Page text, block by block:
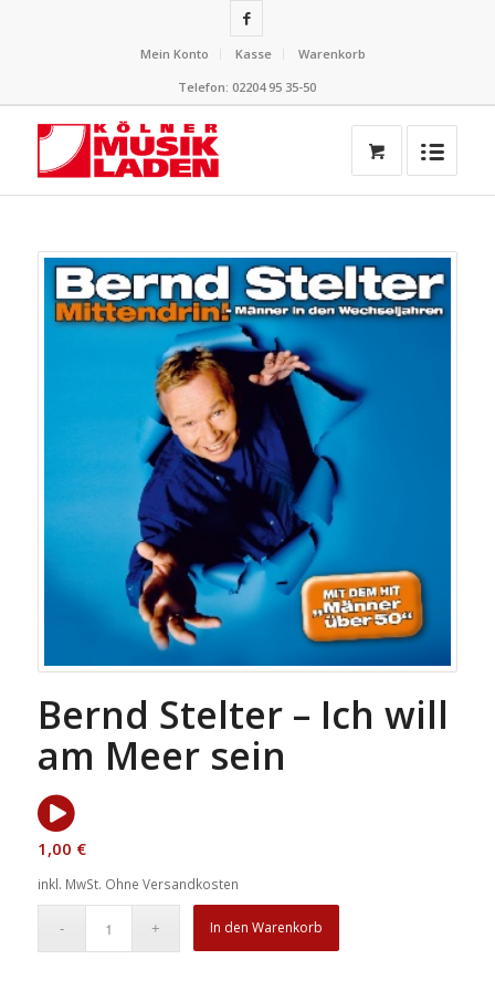
Mein Konto Kasse
Warenkorb
Telefon: 02204 95 35-50
Bernd Stelter – Ich will
am Meer sein
1,00 €
inkl. MwSt. Ohne Versandkosten
In den Warenkorb